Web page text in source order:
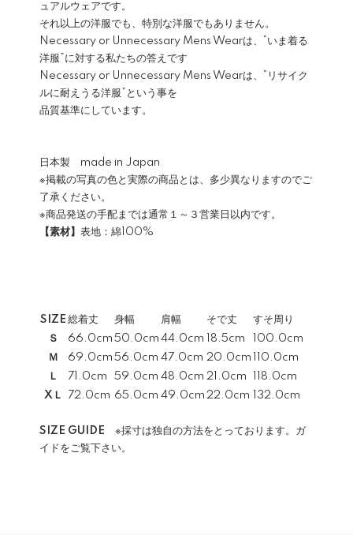
ュアルウェアです。
それ以上の洋服でも、特別な洋服でもありません。
Necessary or Unnecessary Mens Wearは、“いま着る
洋服”に対する私たちの答えです
Necessary or Unnecessary Mens Wearは、“リサイク
ルに耐えうる洋服”という事を
品質基準にしています。
日本製 made in Japan
※掲載の写真の色と実際の商品とは、多少異なりますのでご
了承ください。
※商品発送の手配までは通常１～３営業日以内です。
【素材】 表地：綿100%
SIZE 総着丈 身幅 肩幅 そで丈
すそ周り
Ｓ
66.0cm 50.0cm 44.0cm 18.5cm
100.0cm
Ｍ
69.0cm 56.0cm 47.0cm 20.0cm
110.0cm
Ｌ
71.0cm 59.0cm 48.0cm 21.0cm
118.0cm
XＬ
72.0cm 65.0cm 49.0cm 22.0cm 132.0cm
SIZE GUIDE ※採寸は独自の方法をとっております。ガ
イドをご覧下さい。